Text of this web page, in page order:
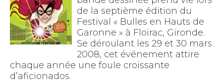
de la septième édition du
Festival « Bulles en Hauts de
Garonne » à Floirac, Gironde.
Se déroulant les 29 et 30 mars
2008, cet événement attire
chaque année une foule croissante
d’aficionados.